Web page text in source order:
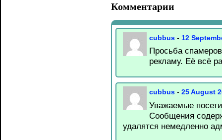
Комментарии
cubbus - 12
Просьба
рекламу. Её всё
cubbus - 25 August
Уважаемые
Сообщения
удалятся немедленно